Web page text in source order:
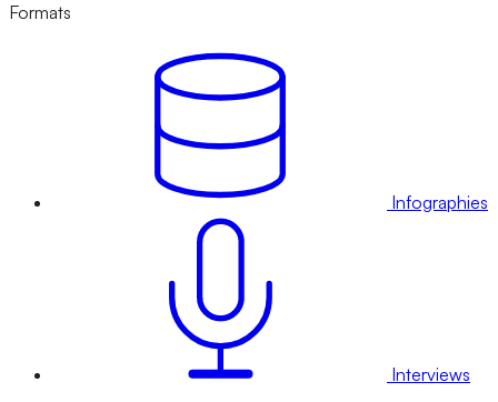
Formats
Infographies
Interviews